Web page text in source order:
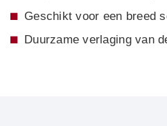
Geschikt voor een breed
Duurzame verlaging van